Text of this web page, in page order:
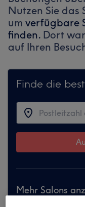
Nutzen Sie das
um verfügbare
finden. Dort
auf Ihren
Finde die
Mehr Salons